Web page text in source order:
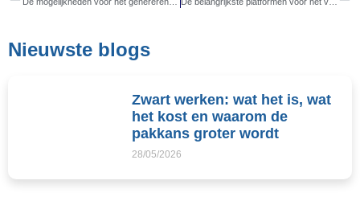
Nieuwste blogs
Zwart werken: wat het is, wat
het kost en waarom de
pakkans groter wordt
28/05/2026